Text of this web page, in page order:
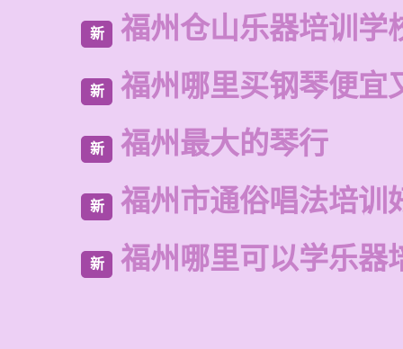
新 福州仓山乐器培训学
新 福州哪里买钢琴便宜
新 福州最大的琴行
新 福州市通俗唱法培训
新 福州哪里可以学乐器